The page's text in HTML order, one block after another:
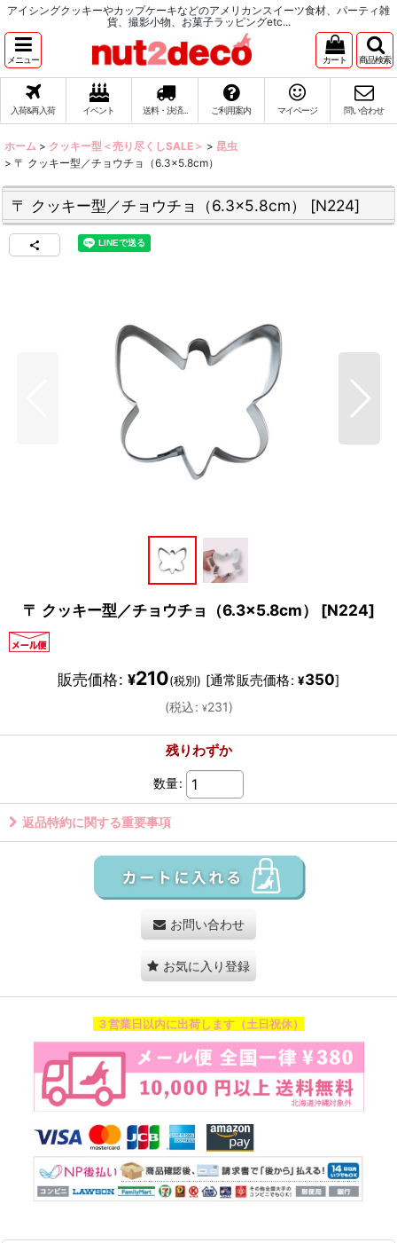
アイシングクッキーやカップケーキなどのアメリカンスイーツ食材、パーティ雑
貨、撮影小物、お菓子ラッピングetc...
メニュー カート 商品検索
入荷&再入荷 イベント 送料・決済... ご利用案内 マイページ 問い合わせ
ホーム > クッキー型＜売り尽くしSALE＞ > 昆虫
> 〒 クッキー型／チョウチョ（6.3×5.8cm）
〒 クッキー型／チョウチョ（6.3×5.8cm） [N224]
〒 クッキー型／チョウチョ（6.3×5.8cm） [N224]
販売価格: ¥210(税別) [通常販売価格: ¥350]
(税込: ¥231)
残りわずか
数量:
返品特約に関する重要事項
お問い合わせ
お気に入り登録
３営業日以内に出荷します（土日祝休）